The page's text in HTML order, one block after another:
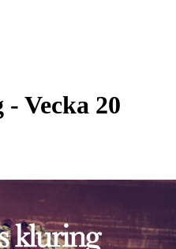
Vecka 20